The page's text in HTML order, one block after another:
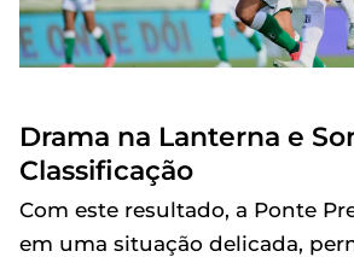
Drama na Lanterna e
Classificação
Com este resultado, a Ponte
em uma situação delicada,